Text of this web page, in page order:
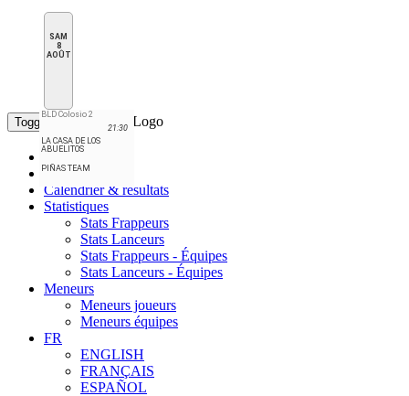
SAM
8
AOÛT
BLD Colosio 2
21:30
LA CASA DE LOS
ABUELITOS
PIÑAS TEAM
Toggle navigation
Accueil
Classement
Calendrier & résultats
Statistiques
Stats Frappeurs
Stats Lanceurs
Stats Frappeurs - Équipes
Stats Lanceurs - Équipes
Meneurs
Meneurs joueurs
Meneurs équipes
FR
ENGLISH
FRANÇAIS
ESPAÑOL